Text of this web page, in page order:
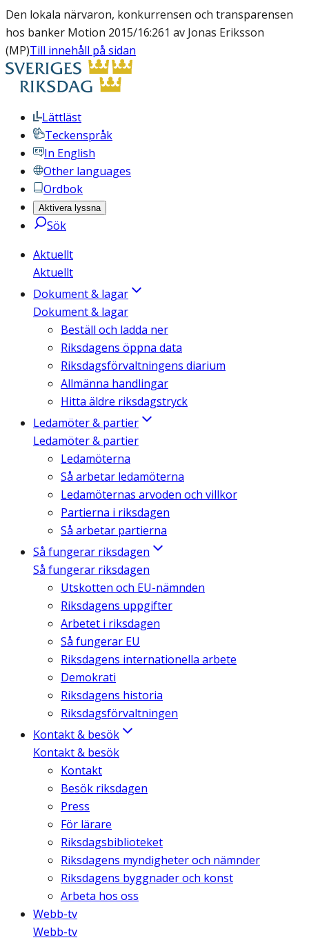
Den lokala närvaron, konkurrensen och transparensen
hos banker Motion 2015/16:261 av Jonas Eriksson
(MP)Till innehåll på sidan
Lättläst
Teckenspråk
In English
Other languages
Ordbok
Aktivera lyssna
Sök
Aktuellt
Aktuellt
Dokument & lagar
Dokument & lagar
Beställ och ladda ner
Riksdagens öppna data
Riksdagsförvaltningens diarium
Allmänna handlingar
Hitta äldre riksdagstryck
Ledamöter & partier
Ledamöter & partier
Ledamöterna
Så arbetar ledamöterna
Ledamöternas arvoden och villkor
Partierna i riksdagen
Så arbetar partierna
Så fungerar riksdagen
Så fungerar riksdagen
Utskotten och EU-nämnden
Riksdagens uppgifter
Arbetet i riksdagen
Så fungerar EU
Riksdagens internationella arbete
Demokrati
Riksdagens historia
Riksdagsförvaltningen
Kontakt & besök
Kontakt & besök
Kontakt
Besök riksdagen
Press
För lärare
Riksdagsbiblioteket
Riksdagens myndigheter och nämnder
Riksdagens byggnader och konst
Arbeta hos oss
Webb-tv
Webb-tv